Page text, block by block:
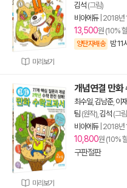
미리보기
김석 (그림)
비아에듀| 2018년
13,500원 (10%
양탄자배송 밤 11시
미리보기
개념연결 만화
최수일 김남준, 이
팀 (원작), 김석 (그
비아에듀| 2018년
10,800원 (10%
구판절판